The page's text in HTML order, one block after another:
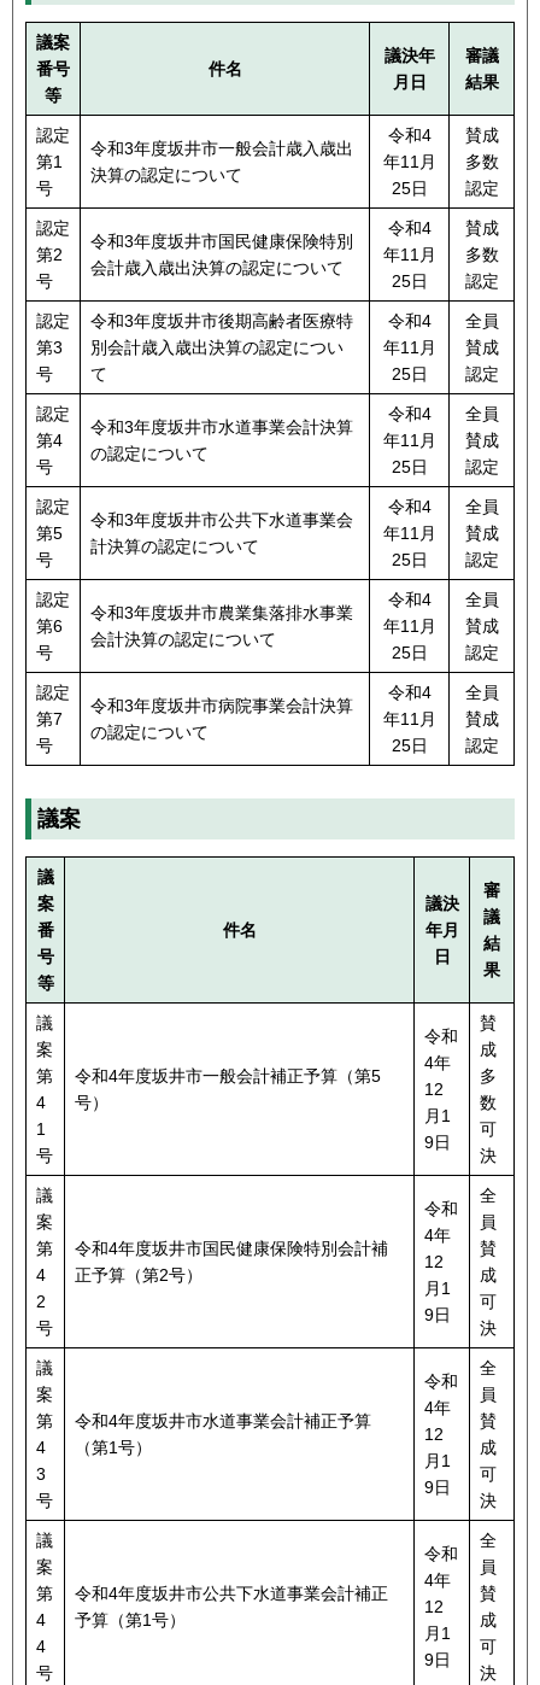
議案
番号
等
件名
議決年
月日
審議
結果
認定
第1
号
令和3年度坂井市一般会計歳入歳出
決算の認定について
令和4
年11月
25日
賛成
多数
認定
認定
第2
号
令和3年度坂井市国民健康保険特別
会計歳入歳出決算の認定について
令和4
年11月
25日
賛成
多数
認定
認定
第3
号
令和3年度坂井市後期高齢者医療特
別会計歳入歳出決算の認定につい
て
令和4
年11月
25日
全員
賛成
認定
認定
第4
号
令和3年度坂井市水道事業会計決算
の認定について
令和4
年11月
25日
全員
賛成
認定
認定
第5
号
令和3年度坂井市公共下水道事業会
計決算の認定について
令和4
年11月
25日
全員
賛成
認定
認定
第6
号
令和3年度坂井市農業集落排水事業
会計決算の認定について
令和4
年11月
25日
全員
賛成
認定
認定
第7
号
令和3年度坂井市病院事業会計決算
の認定について
令和4
年11月
25日
全員
賛成
認定
議案
議
案
番
号
等
件名
議決
年月
日
審
議
結
果
議
案
第
4
1
号
令和4年度坂井市一般会計補正予算（第5
号）
令和
4年
12
月1
9日
賛
成
多
数
可
決
議
案
第
4
2
号
令和4年度坂井市国民健康保険特別会計補
正予算（第2号）
令和
4年
12
月1
9日
全
員
賛
成
可
決
議
案
第
4
3
号
令和4年度坂井市水道事業会計補正予算
（第1号）
令和
4年
12
月1
9日
全
員
賛
成
可
決
議
案
第
4
4
号
令和4年度坂井市公共下水道事業会計補正
予算（第1号）
令和
4年
12
月1
9日
全
員
賛
成
可
決